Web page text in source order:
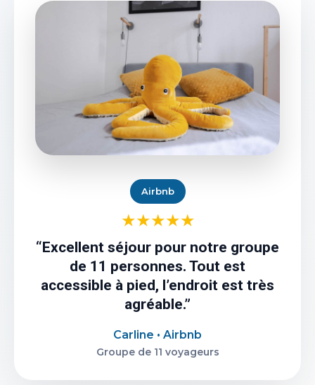
Airbnb
★★★★★
“Excellent séjour pour notre groupe
de 11 personnes. Tout est
accessible à pied, l’endroit est très
agréable.”
Carline • Airbnb
Groupe de 11 voyageurs